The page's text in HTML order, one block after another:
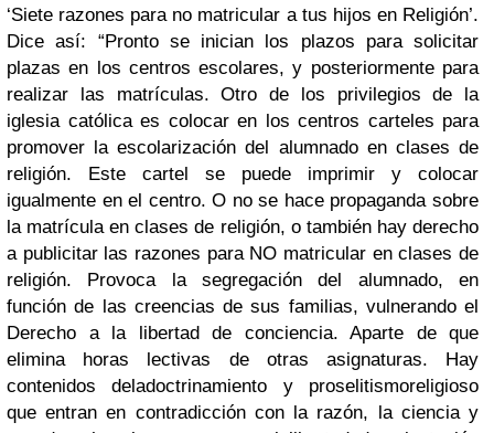
‘Siete razones para no matricular a tus hijos en Religión’.
Dice así: “Pronto se inician los plazos para solicitar
plazas en los centros escolares, y posteriormente para
realizar las matrículas. Otro de los privilegios de la
iglesia católica es colocar en los centros carteles para
promover la escolarización del alumnado en clases de
religión. Este cartel se puede imprimir y colocar
igualmente en el centro. O no se hace propaganda sobre
la matrícula en clases de religión, o también hay derecho
a publicitar las razones para NO matricular en clases de
religión. Provoca la segregación del alumnado, en
función de las creencias de sus familias, vulnerando el
Derecho a la libertad de conciencia. Aparte de que
elimina
horas lectivas de otras asignaturas.
Hay
contenidos deladoctrinamiento y proselitismoreligioso
que entran en contradicción con la razón, la ciencia y